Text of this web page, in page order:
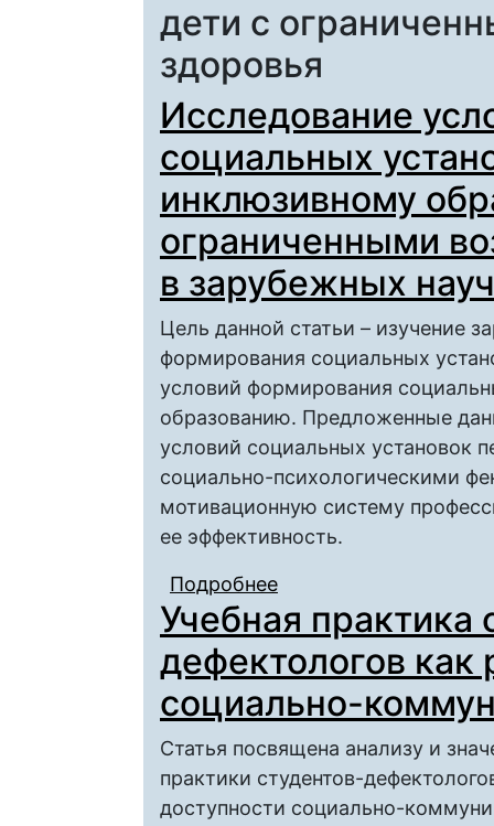
дети с
здоровья
Исследование
социальных
инклюзивному
ограниченными
в зарубежных
Цель данной статьи – изучение
формирования социальных
условий формирования
образованию. Предложенные
условий социальных установок
социально-психологическими
мотивационную систему
ее эффективность.
Подробнее
педагогов к
ограниченными
журналах
Учебная практика
дефектологов как
социально-
Статья посвящена анализу и
практики студентов-
доступности социально-